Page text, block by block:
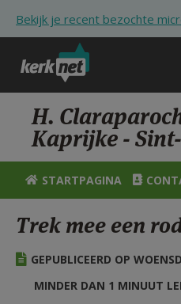
Bekijk je recent bezochte
KERK
VIERINGEN
H.
Kaprijke -
STARTPAGINA
Trek mee een
GEPUBLICEERD OP
MINDER DAN 1 MINUUT